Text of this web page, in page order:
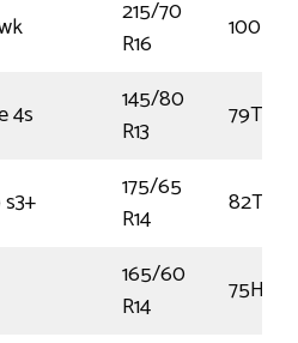
215/70
R16
100H
4s
145/80
R13
79T
175/65
R14
82T
165/60
R14
75H